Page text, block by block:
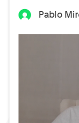
Pablo